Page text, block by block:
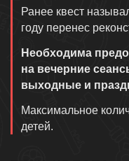
Ранее квест
году перенес
Необходима
на вечерние
выходные и
Максимальное
детей.